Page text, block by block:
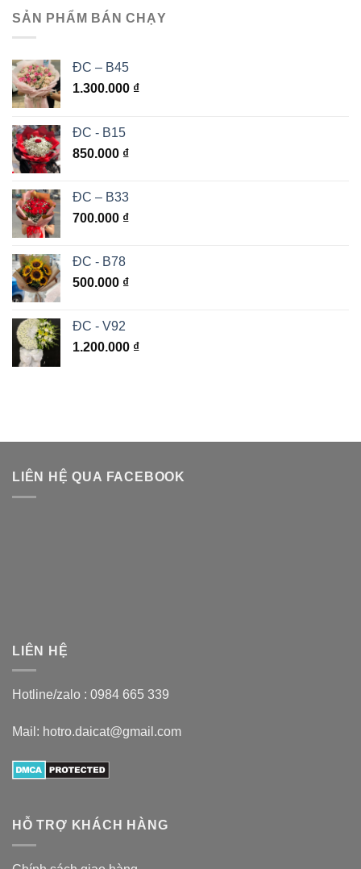
SẢN PHẨM BÁN CHẠY
ĐC – B45
1.300.000 ₫
ĐC - B15
850.000 ₫
ĐC – B33
700.000 ₫
ĐC - B78
500.000 ₫
ĐC - V92
1.200.000 ₫
LIÊN HỆ QUA FACEBOOK
LIÊN HỆ
Hotline/zalo : 0984 665 339
Mail: hotro.daicat@gmail.com
HỖ TRỢ KHÁCH HÀNG